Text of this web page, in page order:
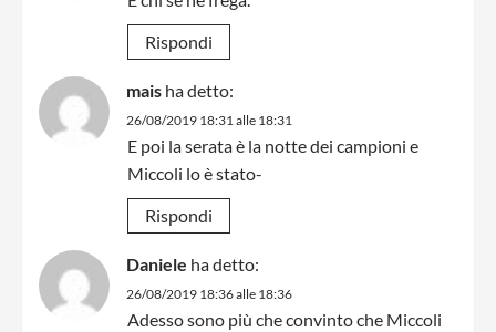
Rispondi
mais ha detto:
26/08/2019 18:31 alle 18:31
E poi la serata è la notte dei campioni e
Miccoli lo è stato-
Rispondi
Daniele ha detto:
26/08/2019 18:36 alle 18:36
Adesso sono più che convinto che Miccoli